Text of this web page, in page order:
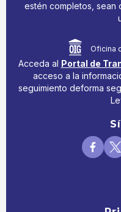
estén completos,
Oficina
Acceda al Portal de
acceso a la
seguimiento deforma